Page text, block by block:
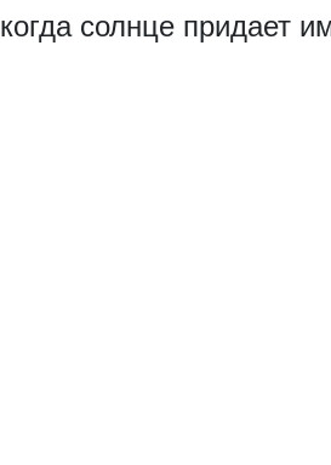
когда солнце придает